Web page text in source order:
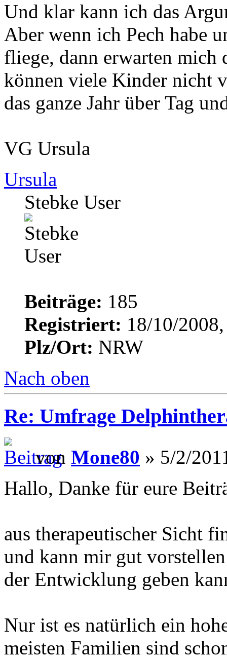
Und klar kann ich das
Aber wenn ich Pech habe
fliege, dann erwarten mich
können viele Kinder nicht
das ganze Jahr über Tag
VG Ursula
Ursula
Stebke User
Beiträge: 185
Registriert: 18/10/
Plz/Ort: NRW
Nach oben
Re: Umfrage
von Mone80 » 5/2/
Hallo, Danke für eure
aus therapeutischer Sicht
und kann mir gut
der Entwicklung geben
Nur ist es natürlich ein
meisten Familien sind